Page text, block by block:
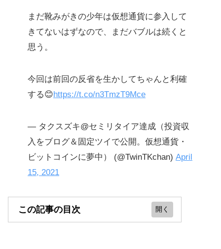
まだ靴みがきの少年は仮想通貨に参入して
きてないはずなので、まだバブルは続くと
思う。
今回は前回の反省を生かしてちゃんと利確
する😊https://t.co/n3TmzT9Mce
— タクスズキ@セミリタイア達成（投資収
入をブログ＆固定ツイで公開。仮想通貨・
ビットコインに夢中） (@TwinTKchan) April
15, 2021
この記事の目次